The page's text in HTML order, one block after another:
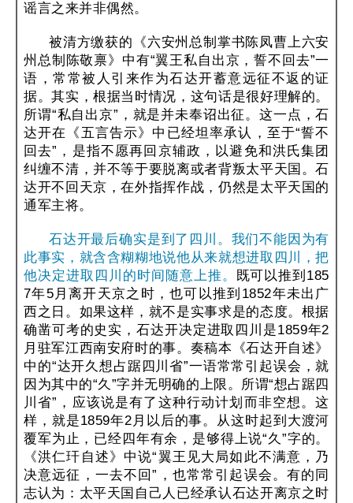
谣言之来并非偶然。
被清方缴获的《六安州总制掌书陈凤曹上六安
州总制陈敬禀》中有“翼王私自出京，誓不回去”一
语，常常被人引来作为石达开蓄意远征不返的证
据。其实，根据当时情况，这句话是很好理解的。
所谓“私自出京”，就是并未奉诏出征。这一点，石
达开在《五言告示》中已经坦率承认，至于“誓不
回去”，是指不愿再回京辅政，以避免和洪氏集团
纠缠不清，并不等于要脱离或者背叛太平天国。石
达开不回天京，在外指挥作战，仍然是太平天国的
通军主将。
石达开最后确实是到了四川。我们不能因为有
此事实，就含含糊糊地说他从来就想进取四川，把
他决定进取四川的时间随意上推。
既可以推到185
7年5月离开天京之时，也可以推到1852年未出广
西之日。如果这样，就不是实事求是的态度。根据
确凿可考的史实，石达开决定进取四川是1859年2
月驻军江西南安府时的事。奏稿本《石达开自述》
中的“达开久想占踞四川省”一语常常引起误会，就
因为其中的“久”字并无明确的上限。所谓“想占踞四
川省”，应该说是有了这种行动计划而非空想。这
样，就是1859年2月以后的事。从这时起到大渡河
覆军为止，已经四年有余，是够得上说“久”字的。
《洪仁玕自述》中说“翼王见大局如此不满意，乃
决意远征，一去不回”，也常常引起误会。有的同
志认为：太平天国自己人已经承认石达开离京之时